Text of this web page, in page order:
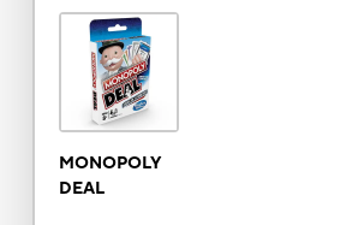
MONOPOLY
DEAL